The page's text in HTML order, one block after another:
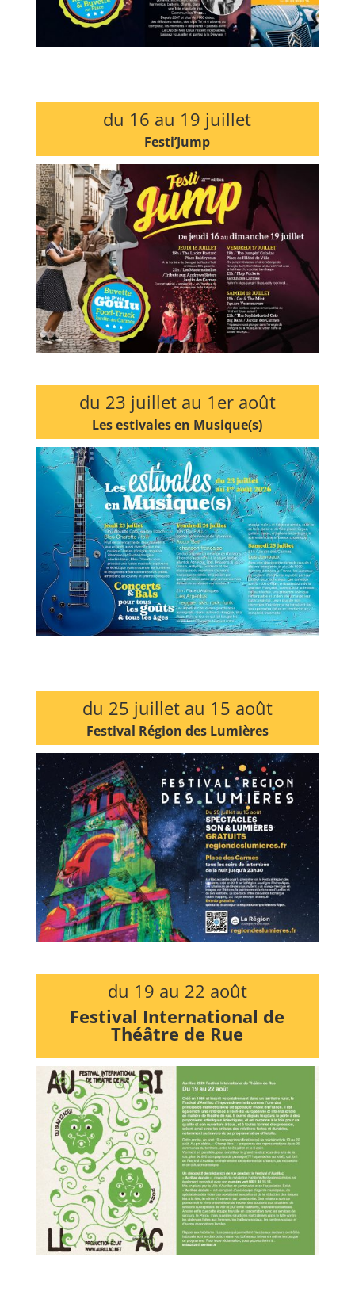
du 16 au 19 juillet
Festi’Jump
du 23 juillet au 1er août
Les estivales en Musique(s)
du 25 juillet au 15 août
Festival Région des Lumières
du 19 au 22 août
Festival International de
Théâtre de Rue